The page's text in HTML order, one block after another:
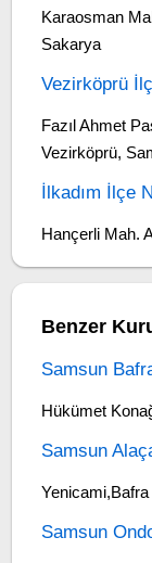
Karaosman
Sakarya
Vezirköprü
Fazıl Ahmet
Vezirköprü,
İlkadım İlçe
Hançerli Mah.
Benzer
Samsun
Hükümet
Samsun
Samsun